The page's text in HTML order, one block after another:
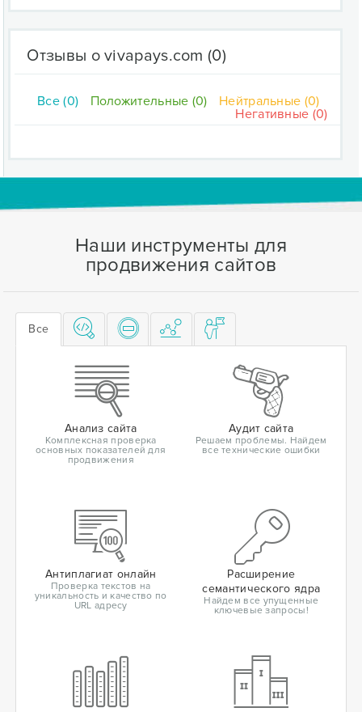
Отзывы о vivapays.com (0)
Все (0) Положительные (0)
Нейтральные (0)
Негативные (0)
Наши инструменты для
продвижения сайтов
Все
Анализ сайта
Комплексная проверка
основных показателей для
продвижения
Аудит сайта
Решаем проблемы. Найдем
все технические ошибки
Антиплагиат онлайн
Проверка текстов на
уникальность и качество по
URL адресу
Расширение
семантического ядра
Найдем все упущенные
ключевые запросы!